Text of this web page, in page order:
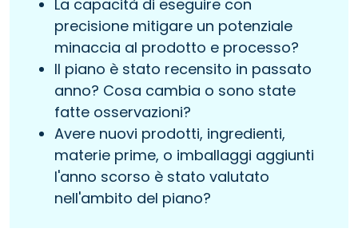
La capacità di eseguire con
precisione mitigare un potenziale
minaccia al prodotto e processo?
Il piano è stato recensito in passato
anno? Cosa cambia o sono state
fatte osservazioni?
Avere nuovi prodotti, ingredienti,
materie prime, o imballaggi aggiunti
l'anno scorso è stato valutato
nell'ambito del piano?